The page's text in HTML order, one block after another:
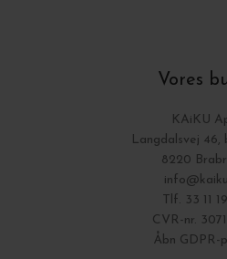
Vores
KAiKU
Langdalsvej 46,
8220
Tlf. 33 11
CVR-nr.
Åbn GDPR-